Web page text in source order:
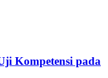
Kompetensi pada